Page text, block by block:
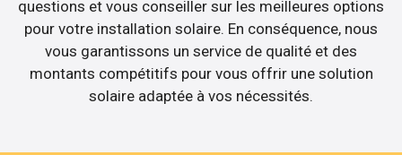
questions et vous conseiller sur les meilleures options
pour votre installation solaire. En conséquence, nous
vous garantissons un service de qualité et des
montants compétitifs pour vous offrir une solution
solaire adaptée à vos nécessités.